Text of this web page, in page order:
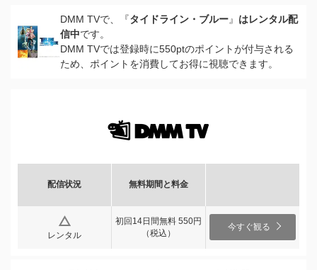
DMM TVで、『タイドライン・ブルー』 はレンタル配
信中です。
DMM TVでは登録時に550ptのポイントが付与される
ため、ポイントを消費してお得に視聴できます。
配信状況 無料期間と料金
レンタル
初回14日間無料 550円
（税込）
今すぐ観る